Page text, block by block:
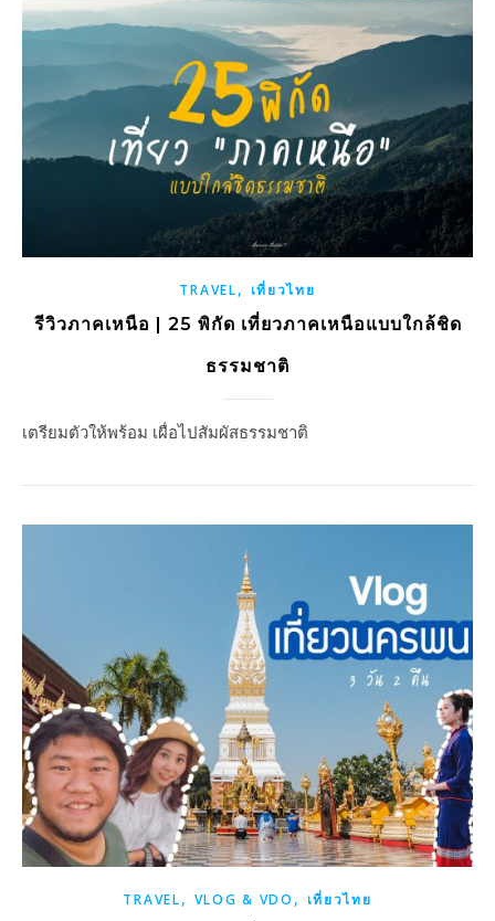
TRAVEL, เที่ยวไทย
รีวิวภาคเหนือ | 25 พิกัด เที่ยวภาคเหนือแบบใกล้ชิด
ธรรมชาติ
เตรียมตัวให้พร้อม เผื่อไปสัมผัสธรรมชาติ
TRAVEL, VLOG & VDO , เที่ยวไทย